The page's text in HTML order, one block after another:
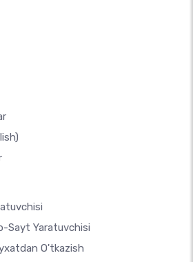
Sayt Yaratuvchisi
O'tkazish